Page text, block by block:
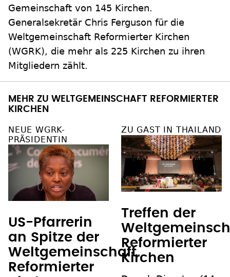
Gemeinschaft von 145 Kirchen.
Generalsekretär Chris Ferguson für die
Weltgemeinschaft Reformierter Kirchen
(WGRK), die mehr als 225 Kirchen zu ihren
Mitgliedern zählt.
MEHR ZU WELTGEMEINSCHAFT REFORMIERTER
KIRCHEN
NEUE WGRK-
PRÄSIDENTIN
US-Pfarrerin
an Spitze der
Weltgemeinschaft
Reformierter
ZU GAST IN THAILAND
Treffen der
Reformierter
Kirchen